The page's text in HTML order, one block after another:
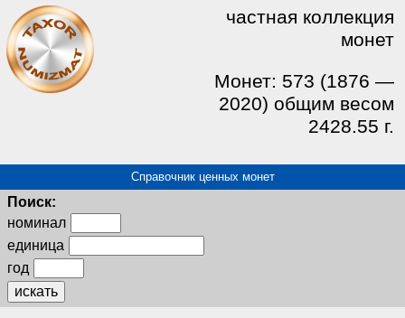
частная коллекция
монет
Монет: 573 (1876 —
2020) общим весом
2428.55 г.
Справочник ценных монет
Поиск:
номинал
единица
год
искать